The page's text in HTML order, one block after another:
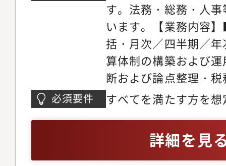
す。法務・総務・人
います。【業務内容
括・月次／四半期／
算体制の構築および
断および論点整理・
士との連携・決算早
衝・内部統制および
会社、主幹事対応・
必須要件
すべてを満たす方を
験（2年以上）・連
クニカルな対応力（
詳細を見